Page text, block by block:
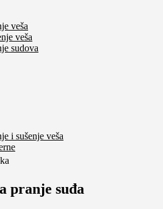
veša
veša
sudova
i sušenje veša
pranje suđa